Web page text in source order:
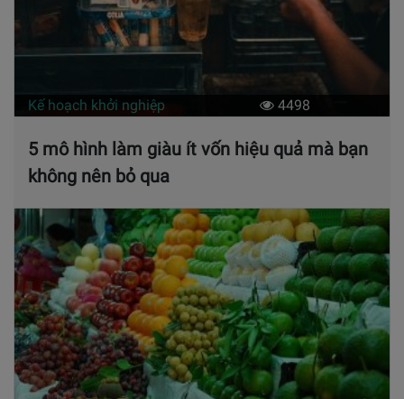
Kế hoạch khởi nghiệp 4498
5 mô hình làm giàu ít vốn hiệu quả mà bạn
không nên bỏ qua